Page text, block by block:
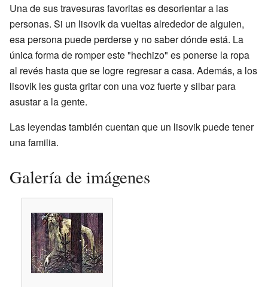
Una de sus travesuras favoritas es desorientar a las
personas. Si un lisovik da vueltas alrededor de alguien,
esa persona puede perderse y no saber dónde está. La
única forma de romper este "hechizo" es ponerse la ropa
al revés hasta que se logre regresar a casa. Además, a los
lisovik les gusta gritar con una voz fuerte y silbar para
asustar a la gente.
Las leyendas también cuentan que un lisovik puede tener
una familia.
Galería de imágenes